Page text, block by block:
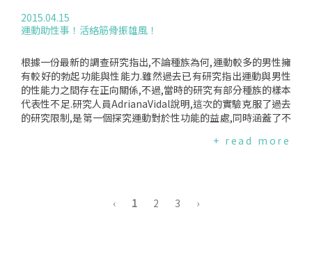
2015.04.15
運動助性事！活絡筋骨振雄風！
根據一份最新的調查研究指出,不論種族為何,運動較多的男性擁
有較好的勃起功能與性能力.雖然過去已有研究指出運動與男性
的性能力之間存在正向關係,不過,當時的研究有部分種族的樣本
代表性不足.研究人員AdrianaVidal說明,這次的實驗克服了過去
的研究限制,是第一個探究運動對於性功能的益處,同時涵蓋了不
究人員要求參與者自述他們平日的運動狀況,以及,依據自己的勃
與強度的生物計算數值,更清楚的說明請點選→代謝當量)達到1
+ read more
‹ 1 2 3 ›